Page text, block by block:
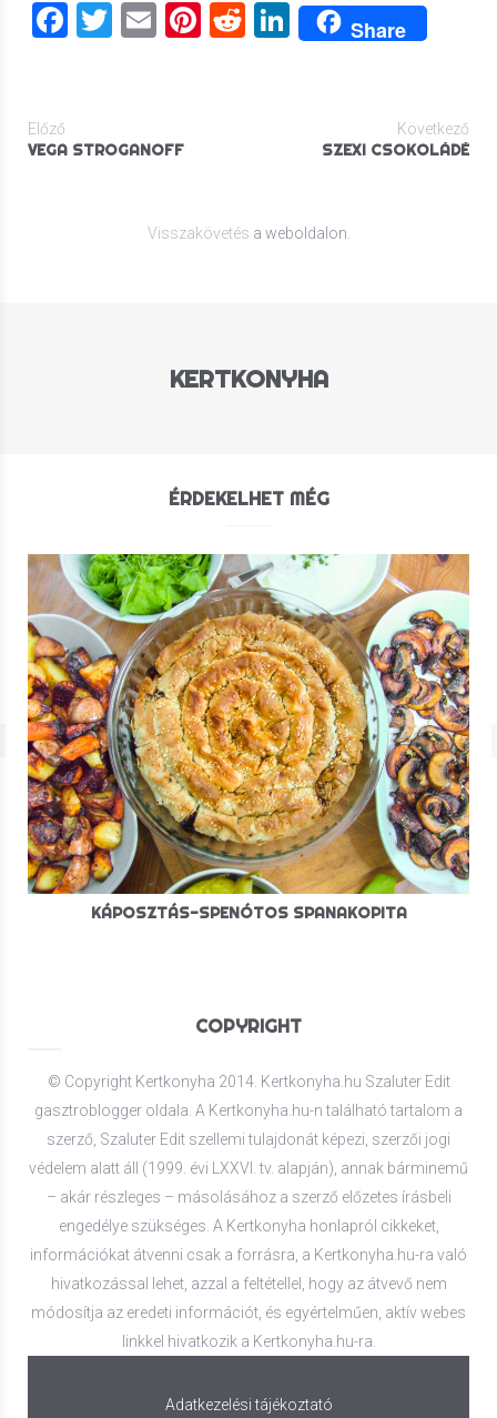
Facebook
Twitter
EmailPinterest
RedditLinkedIn
Share
Előző
VEGA STROGANOFF
Következő
SZEXI CSOKOLÁDÉ
Visszakövetés a weboldalon.
KERTKONYHA
ÉRDEKELHET MÉG
KÁPOSZTÁS-SPENÓTOS SPANAKOPITA
COPYRIGHT
© Copyright Kertkonyha 2014. Kertkonyha.hu Szaluter Edit
gasztroblogger oldala. A Kertkonyha.hu-n található tartalom a
szerző, Szaluter Edit szellemi tulajdonát képezi, szerzői jogi
védelem alatt áll (1999. évi LXXVI. tv. alapján), annak bárminemű
– akár részleges – másolásához a szerző előzetes írásbeli
engedélye szükséges. A Kertkonyha honlapról cikkeket,
információkat átvenni csak a forrásra, a Kertkonyha.hu-ra való
hivatkozással lehet, azzal a feltétellel, hogy az átvevő nem
módosítja az eredeti információt, és egyértelműen, aktív webes
linkkel hivatkozik a Kertkonyha.hu-ra.
Adatkezelési tájékoztató